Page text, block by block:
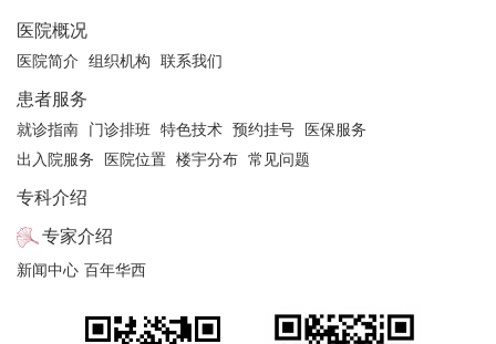
医院概况
医院简介 组织机构 联系我们
患者服务
就诊指南 门诊排班 特色技术 预约挂号
医保服务
出入院服务
医院位置 楼宇分布 常见问题
专科介绍
专家介绍
新闻中心 百年华西